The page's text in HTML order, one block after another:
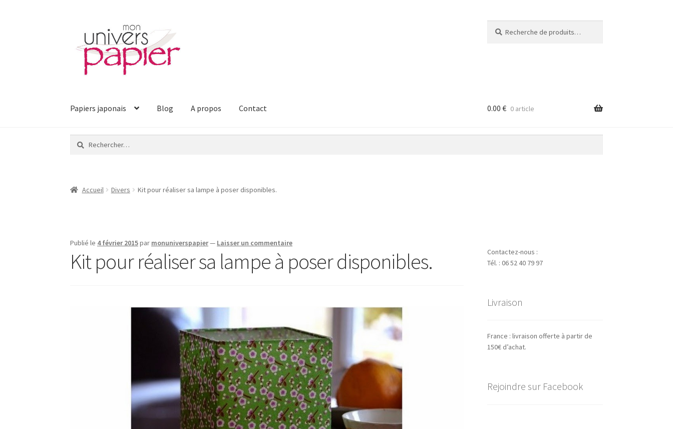
la
navigation
contenu
pour :
Papiers japonais Blog A propos Contact 0.00 € 0 article
Rechercher :
Accueil Divers Kit pour réaliser sa lampe à poser disponibles.
Publié le 4 février 2015par monuniverspapier— Laisser un commentaire
Kit pour réaliser sa lampe à poser disponibles.
Contactez-nous :
Tél. : 06 52 40 79 97
Livraison
France : livraison offerte à partir de
150€ d’achat.
Rejoindre sur Facebook